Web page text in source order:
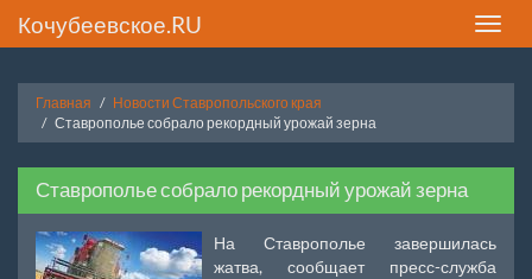
Toggle
Кочубеевское.RU
Главная
Новости Ставропольского края
Ставрополье собрало рекордный урожай зерна
Ставрополье собрало рекордный урожай зерна
На Ставрополье завершилась
жатва, сообщает пресс-служба